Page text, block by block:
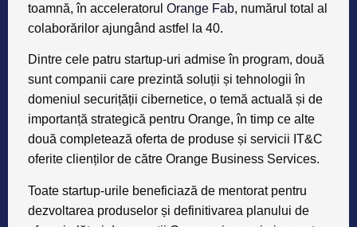
toamnă, în acceleratorul Orange Fab, numărul total al
colaborărilor ajungând astfel la 40.
Dintre cele patru startup-uri admise în program, două
sunt companii care prezintă soluții și tehnologii în
domeniul securițății cibernetice, o temă actuală și de
importanță strategică pentru Orange, în timp ce alte
două completează oferta de produse și servicii IT&C
oferite clienților de către Orange Business Services.
Toate startup-urile beneficiază de mentorat pentru
dezvoltarea produselor și definitivarea planului de